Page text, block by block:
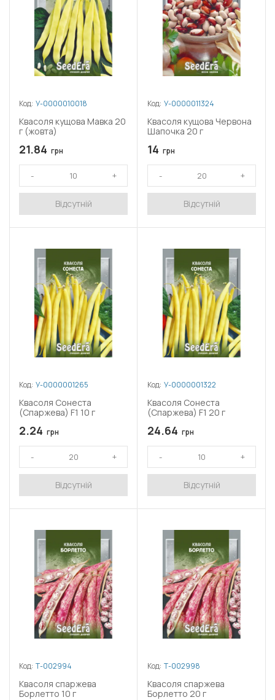
Код: У-0000010018
Квасоля кущова Мавка 20
г (жовта)
21.84 грн
Відсутній
Код: У-0000011324
Квасоля кущова Червона
Шапочка 20 г
14 грн
Відсутній
Код: У-0000001265
Квасоля Сонеста
(Спаржева) F1 10 г
2.24 грн
Відсутній
Код: У-0000001322
Квасоля Сонеста
(Спаржева) F1 20 г
24.64 грн
Відсутній
Код: Т-002994
Квасоля спаржева
Борлетто 10 г
Код: Т-002998
Квасоля спаржева
Борлетто 20 г